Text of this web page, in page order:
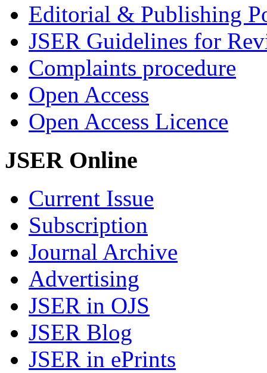
Editorial & Publishing
JSER Guidelines for
Complaints procedure
Open Access
Open Access Licence
JSER Online
Current Issue
Subscription
Journal Archive
Advertising
JSER in OJS
JSER Blog
JSER in ePrints